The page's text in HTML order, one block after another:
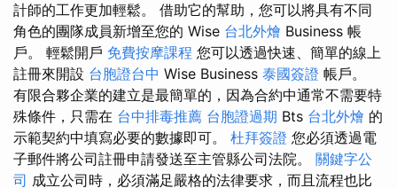
計師的工作更加輕鬆。 借助它的幫助，您可以將具有不同
角色的團隊成員新增至您的 Wise 台北外燴 Business 帳
戶。 輕鬆開戶 免費按摩課程 您可以透過快速、簡單的線上
註冊來開設 台胞證台中 Wise Business 泰國簽證 帳戶。
有限合夥企業的建立是最簡單的，因為合約中通常不需要特
殊條件，只需在 台中排毒推薦 台胞證過期 Bts 台北外燴 的
示範契約中填寫必要的數據即可。 杜拜簽證 您必須透過電
子郵件將公司註冊申請發送至主管縣公司法院。 關鍵字公
司 成立公司時，必須滿足嚴格的法律要求，而且流程也比